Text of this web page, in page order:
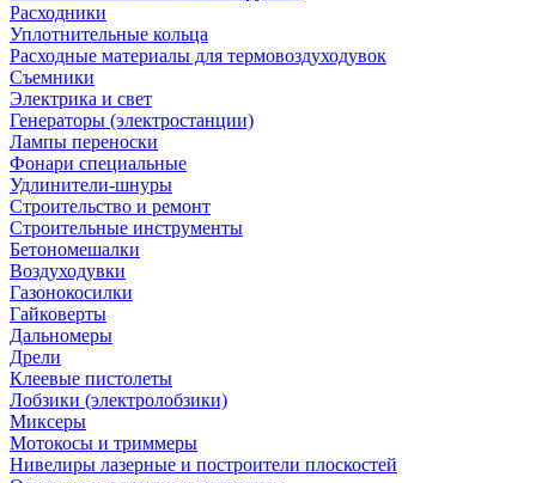
Расходники
Уплотнительные кольца
Расходные материалы для термовоздуходувок
Съемники
Электрика и свет
Генераторы (электростанции)
Лампы переноски
Фонари специальные
Удлинители-шнуры
Строительство и ремонт
Строительные инструменты
Бетономешалки
Воздуходувки
Газонокосилки
Гайковерты
Дальномеры
Дрели
Клеевые пистолеты
Лобзики (электролобзики)
Миксеры
Мотокосы и триммеры
Нивелиры лазерные и построители плоскостей